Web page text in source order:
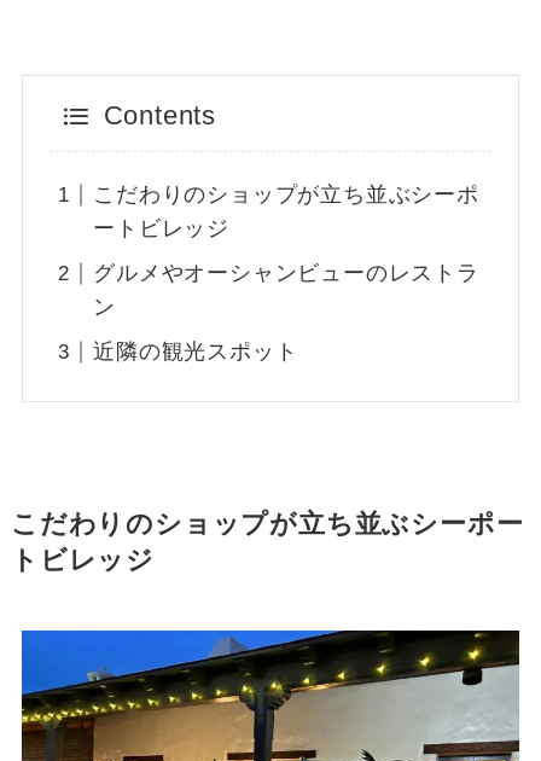
Contents
こだわりのショップが立ち並ぶシーポ
ートビレッジ
グルメやオーシャンビューのレストラ
ン
近隣の観光スポット
こだわりのショップが立ち並ぶシーポー
トビレッジ